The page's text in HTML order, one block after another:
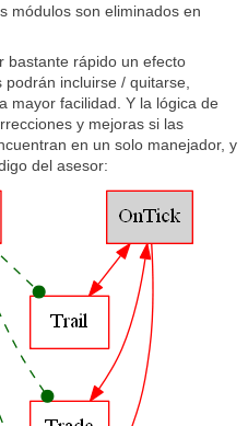
módulos son eliminados en
bastante rápido un efecto
incluirse / quitarse,
mayor facilidad. Y la lógica de
y mejoras si las
en un solo manejador, y
del asesor: